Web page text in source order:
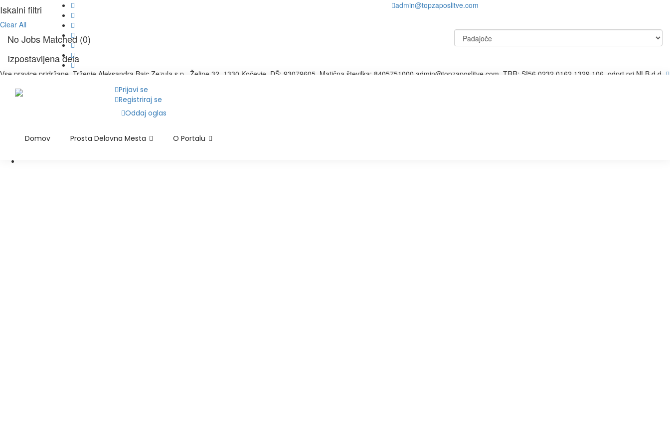
admin@topzaposlitve.com
Prijavi se
Registriraj se
Oddaj oglas
Domov Prosta Delovna Mesta O Portalu
Iskalni filtri
Clear All
No Jobs Matched (0)
Izpostavljena dela
Vse pravice pridržane, Trženje Aleksandra Bajc Zezula s.p., Željne 32, 1330 Kočevje, DŠ: 93079605, Matična številka: 8405751000 admin@topzaposlitve.com, TRR: SI56 0232 0162 1329 106, odprt pri NLB d.d.
Color SWITCHER